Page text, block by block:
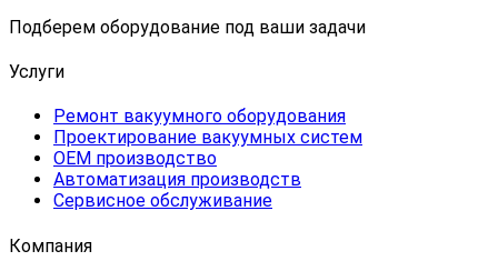
Подберем оборудование под ваши задачи
Услуги
Ремонт вакуумного оборудования
Проектирование вакуумных систем
OEM производство
Автоматизация производств
Сервисное обслуживание
Компания